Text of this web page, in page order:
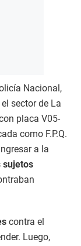
Nacional,
sector de La
placa V05-
como F.P.Q.
a la
sujetos
contra el
Luego,